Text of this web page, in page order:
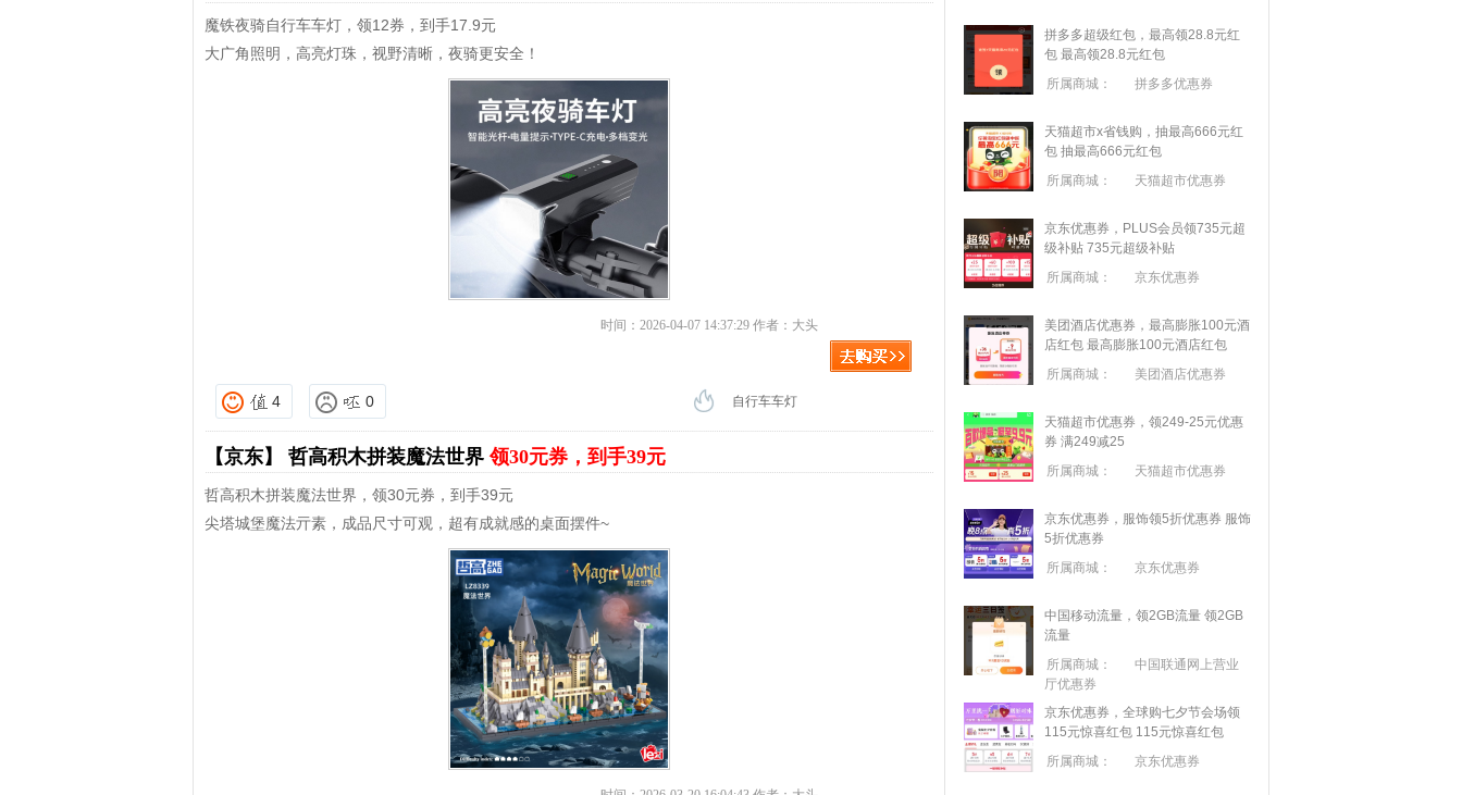
魔铁夜骑自行车车灯，领12券，到手17.9元
大广角照明，高亮灯珠，视野清晰，夜骑更安全！
时间：2026-04-07 14:37:29 作者：大头
4 0 自行车车灯
【京东】 哲高积木拼装魔法世界领30元券，到手39元
哲高积木拼装魔法世界，领30元券，到手39元
尖塔城堡魔法亓素，成品尺寸可观，超有成就感的桌面摆件~
拼多多超级红包，最高领28.8元红
包 最高领28.8元红包
所属商城：
拼多多优惠券
天猫超市x省钱购，抽最高666元红
包 抽最高666元红包
所属商城：
天猫超市优惠券
京东优惠券，PLUS会员领735元超
级补贴 735元超级补贴
所属商城：
京东优惠券
美团酒店优惠券，最高膨胀100元酒
店红包 最高膨胀100元酒店红包
所属商城：
美团酒店优惠券
天猫超市优惠券，领249-25元优惠
券 满249减25
所属商城：
天猫超市优惠券
京东优惠券，服饰领5折优惠券 服饰
5折优惠券
所属商城：
京东优惠券
中国移动流量，领2GB流量 领2GB
流量
所属商城：
中国联通网上营业
厅优惠券
京东优惠券，全球购七夕节会场领
115元惊喜红包 115元惊喜红包
所属商城：
京东优惠券